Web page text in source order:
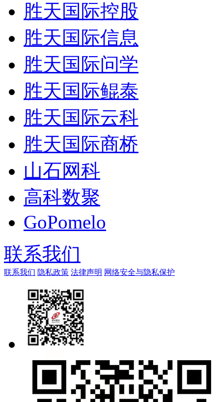
胜天国际控股
胜天国际信息
胜天国际问学
胜天国际鲲泰
胜天国际云科
胜天国际商桥
山石网科
高科数聚
GoPomelo
联系我们
联系我们 隐私政策 法律声明 网络安全与隐私保护